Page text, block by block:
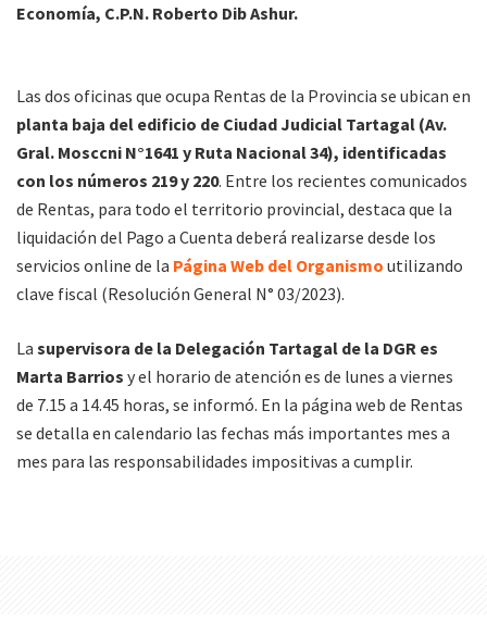
Economía, C.P.N. Roberto Dib Ashur.
Las dos oficinas que ocupa Rentas de la Provincia se ubican en
planta baja del edificio de Ciudad Judicial Tartagal (Av.
Gral. Mosccni N°1641 y Ruta Nacional 34), identificadas
con los números 219 y 220. Entre los recientes comunicados
de Rentas, para todo el territorio provincial, destaca que la
liquidación del Pago a Cuenta deberá realizarse desde los
servicios online de la Página Web del Organismo utilizando
clave fiscal (Resolución General N° 03/2023).
La supervisora de la Delegación Tartagal de la DGR es
Marta Barrios y el horario de atención es de lunes a viernes
de 7.15 a 14.45 horas, se informó. En la página web de Rentas
se detalla en calendario las fechas más importantes mes a
mes para las responsabilidades impositivas a cumplir.